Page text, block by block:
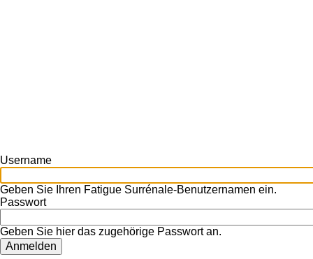
Username
Geben Sie Ihren Fatigue Surrénale-Benutzernamen ein.
Passwort
Geben Sie hier das zugehörige Passwort an.